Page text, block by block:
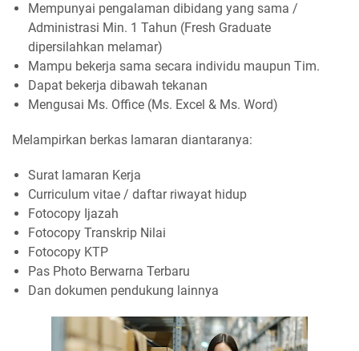
Mempunyai pengalaman dibidang yang sama /
Administrasi Min. 1 Tahun (Fresh Graduate
dipersilahkan melamar)
Mampu bekerja sama secara individu maupun Tim.
Dapat bekerja dibawah tekanan
Mengusai Ms. Office (Ms. Excel & Ms. Word)
Melampirkan berkas lamaran diantaranya:
Surat lamaran Kerja
Curriculum vitae / daftar riwayat hidup
Fotocopy Ijazah
Fotocopy Transkrip Nilai
Fotocopy KTP
Pas Photo Berwarna Terbaru
Dan dokumen pendukung lainnya